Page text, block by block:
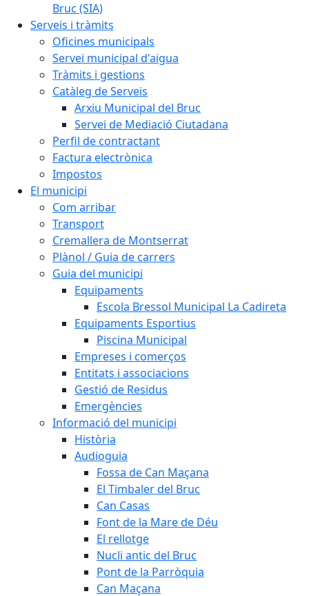
Bruc (SIA)
Serveis i tràmits
Oficines municipals
Servei municipal d'aigua
Tràmits i gestions
Catàleg de Serveis
Arxiu Municipal del Bruc
Servei de Mediació Ciutadana
Perfil de contractant
Factura electrònica
Impostos
El municipi
Com arribar
Transport
Cremallera de Montserrat
Plànol / Guia de carrers
Guia del municipi
Equipaments
Escola Bressol Municipal La Cadireta
Equipaments Esportius
Piscina Municipal
Empreses i comerços
Entitats i associacions
Gestió de Residus
Emergències
Informació del municipi
Història
Audioguia
Fossa de Can Maçana
El Timbaler del Bruc
Can Casas
Font de la Mare de Déu
El rellotge
Nucli antic del Bruc
Pont de la Parròquia
Can Maçana